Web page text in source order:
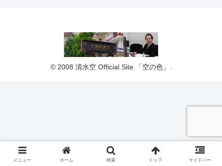
© 2008 清水空 Official Site 「空の色」.
メニュー ホーム 検索 トップ サイドバー